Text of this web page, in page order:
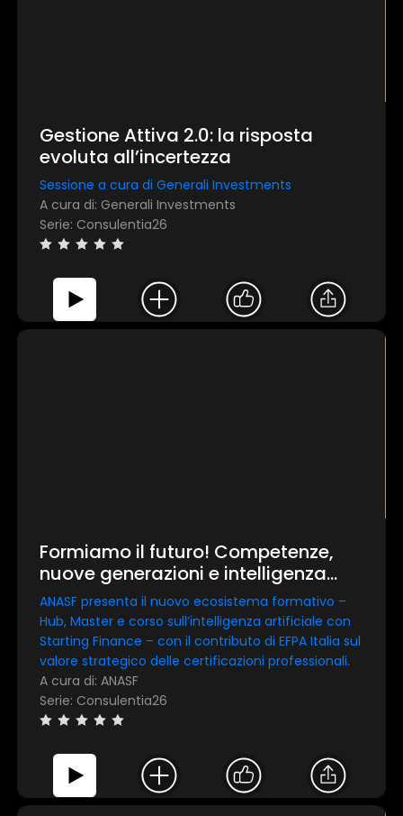
Gestione Attiva 2.0: la risposta
evoluta all’incertezza
Sessione a cura di Generali Investments
A cura di: Generali Investments
Serie: Consulentia26
Formiamo il futuro! Competenze,
nuove generazioni e intelligenza
artificiale nella consulenza
finanziaria
ANASF presenta il nuovo ecosistema formativo –
Hub, Master e corso sull’intelligenza artificiale con
Starting Finance – con il contributo di EFPA Italia sul
valore strategico delle certificazioni professionali.
A cura di: ANASF
Serie: Consulentia26